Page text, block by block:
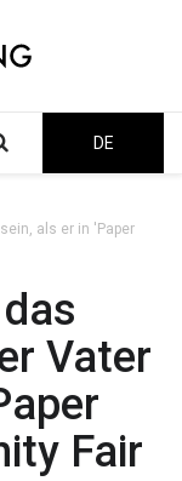
DE
als er in 'Paper
Vater
Fair